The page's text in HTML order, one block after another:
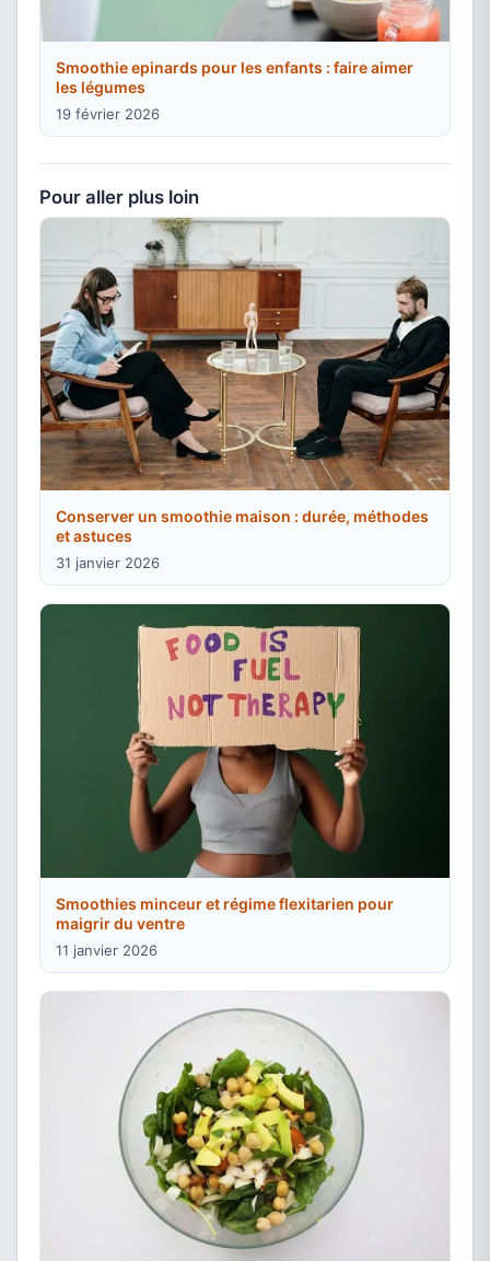
Smoothie epinards pour les enfants : faire aimer
les légumes
19 février 2026
Pour aller plus loin
Conserver un smoothie maison : durée, méthodes
et astuces
31 janvier 2026
Smoothies minceur et régime flexitarien pour
maigrir du ventre
11 janvier 2026